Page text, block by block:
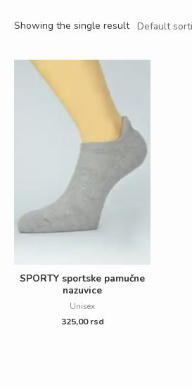
Showing the single result
SPORTY sportske pamučne
nazuvice
Unisex
325,00rsd